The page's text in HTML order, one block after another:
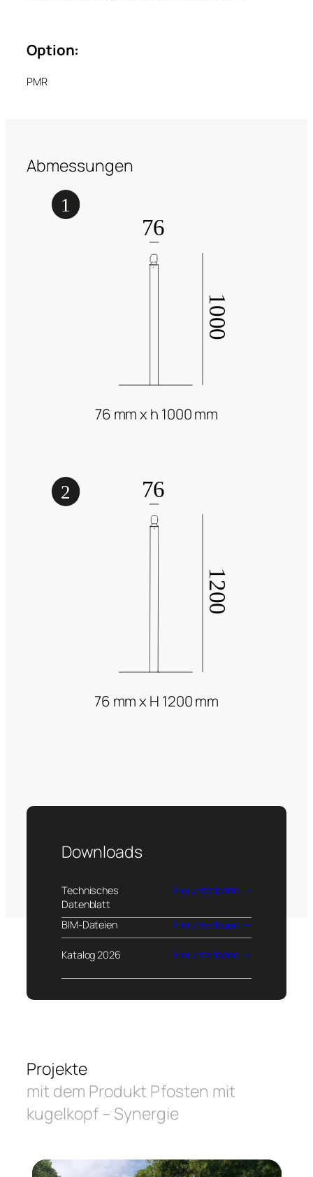
Option:
PMR
Abmessungen
76 mm x h 1000 mm
76 mm x H 1200 mm
Downloads
Technisches
Datenblatt
Herunterladen
BIM-Dateien Herunterladen
Katalog 2026 Herunterladen
Projekte
mit dem Produkt Pfosten mit
kugelkopf – Synergie